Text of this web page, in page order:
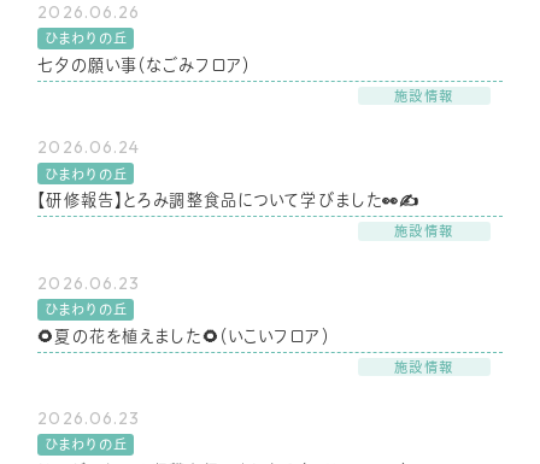
2026.06.26
ひまわりの丘
七夕の願い事（なごみフロア）
施設情報
2026.06.24
ひまわりの丘
【研修報告】とろみ調整食品について学びました👀✍
施設情報
2026.06.23
ひまわりの丘
🌻夏の花を植えました🌻（いこいフロア）
施設情報
2026.06.23
ひまわりの丘